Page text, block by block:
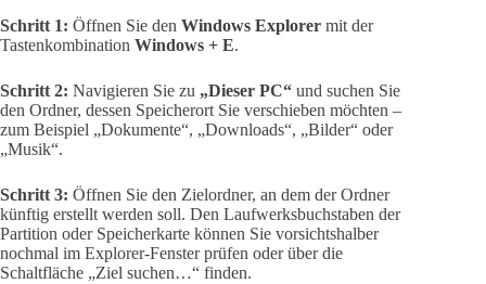
Schritt 1: Öffnen Sie den Windows Explorer mit der
Tastenkombination Windows + E.
Schritt 2: Navigieren Sie zu „Dieser PC“ und suchen Sie
den Ordner, dessen Speicherort Sie verschieben möchten –
zum Beispiel „Dokumente“, „Downloads“, „Bilder“ oder
„Musik“.
Schritt 3: Öffnen Sie den Zielordner, an dem der Ordner
künftig erstellt werden soll. Den Laufwerksbuchstaben der
Partition oder Speicherkarte können Sie vorsichtshalber
nochmal im Explorer-Fenster prüfen oder über die
Schaltfläche „Ziel suchen…“ finden.